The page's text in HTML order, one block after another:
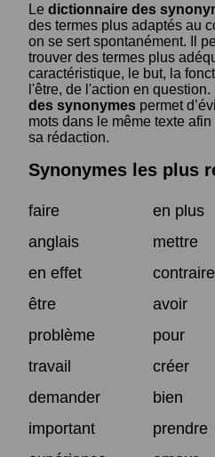
Le dictionnaire des
des termes plus adaptés au
on se sert spontanément. Il
trouver des termes plus
caractéristique, le but, la
l'être, de l'action en question.
des synonymes permet
mots dans le même texte
sa rédaction.
Synonymes les plus
faire
en plus
anglais
mettre
en effet
contraire
être
avoir
problème
pour
travail
créer
demander
bien
important
prendre